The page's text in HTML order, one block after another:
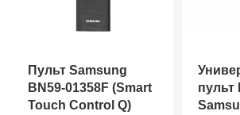
Пульт Samsung
BN59-01358F (Smart
Touch Control Q)
пульт